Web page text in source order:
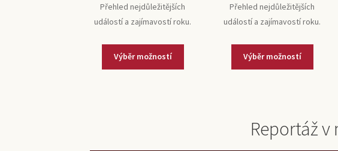
Přehled nejdůležitějších
událostí a zajímavostí roku.
Výběr možností
Přehled nejdůležitějších
událostí a zajímavostí roku.
Výběr možností
Reportáž v